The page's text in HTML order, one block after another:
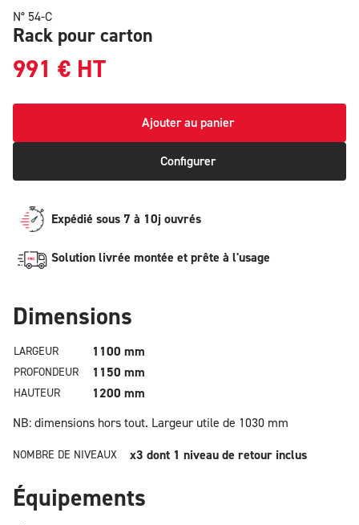
N° 54-C
Rack pour carton
991 € HT
Ajouter au panier
Configurer
Expédié sous 7 à 10j ouvrés
Solution livrée montée et prête à l'usage
Dimensions
LARGEUR 1100 mm
PROFONDEUR 1150 mm
HAUTEUR
1200 mm
NB: dimensions hors tout. Largeur utile de 1030 mm
NOMBRE DE NIVEAUX x3 dont 1 niveau de retour inclus
Équipements